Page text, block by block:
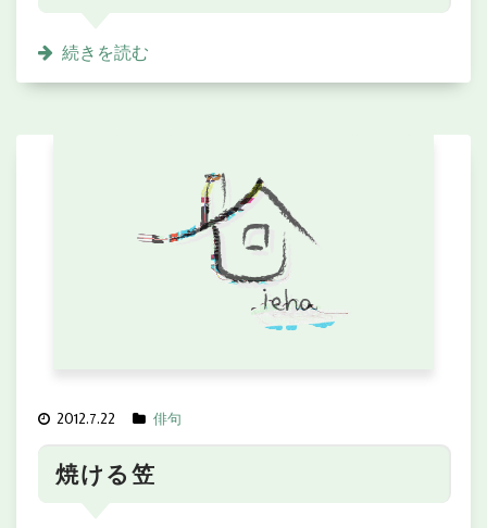
続きを読む
2012.7.22 俳句
焼ける笠